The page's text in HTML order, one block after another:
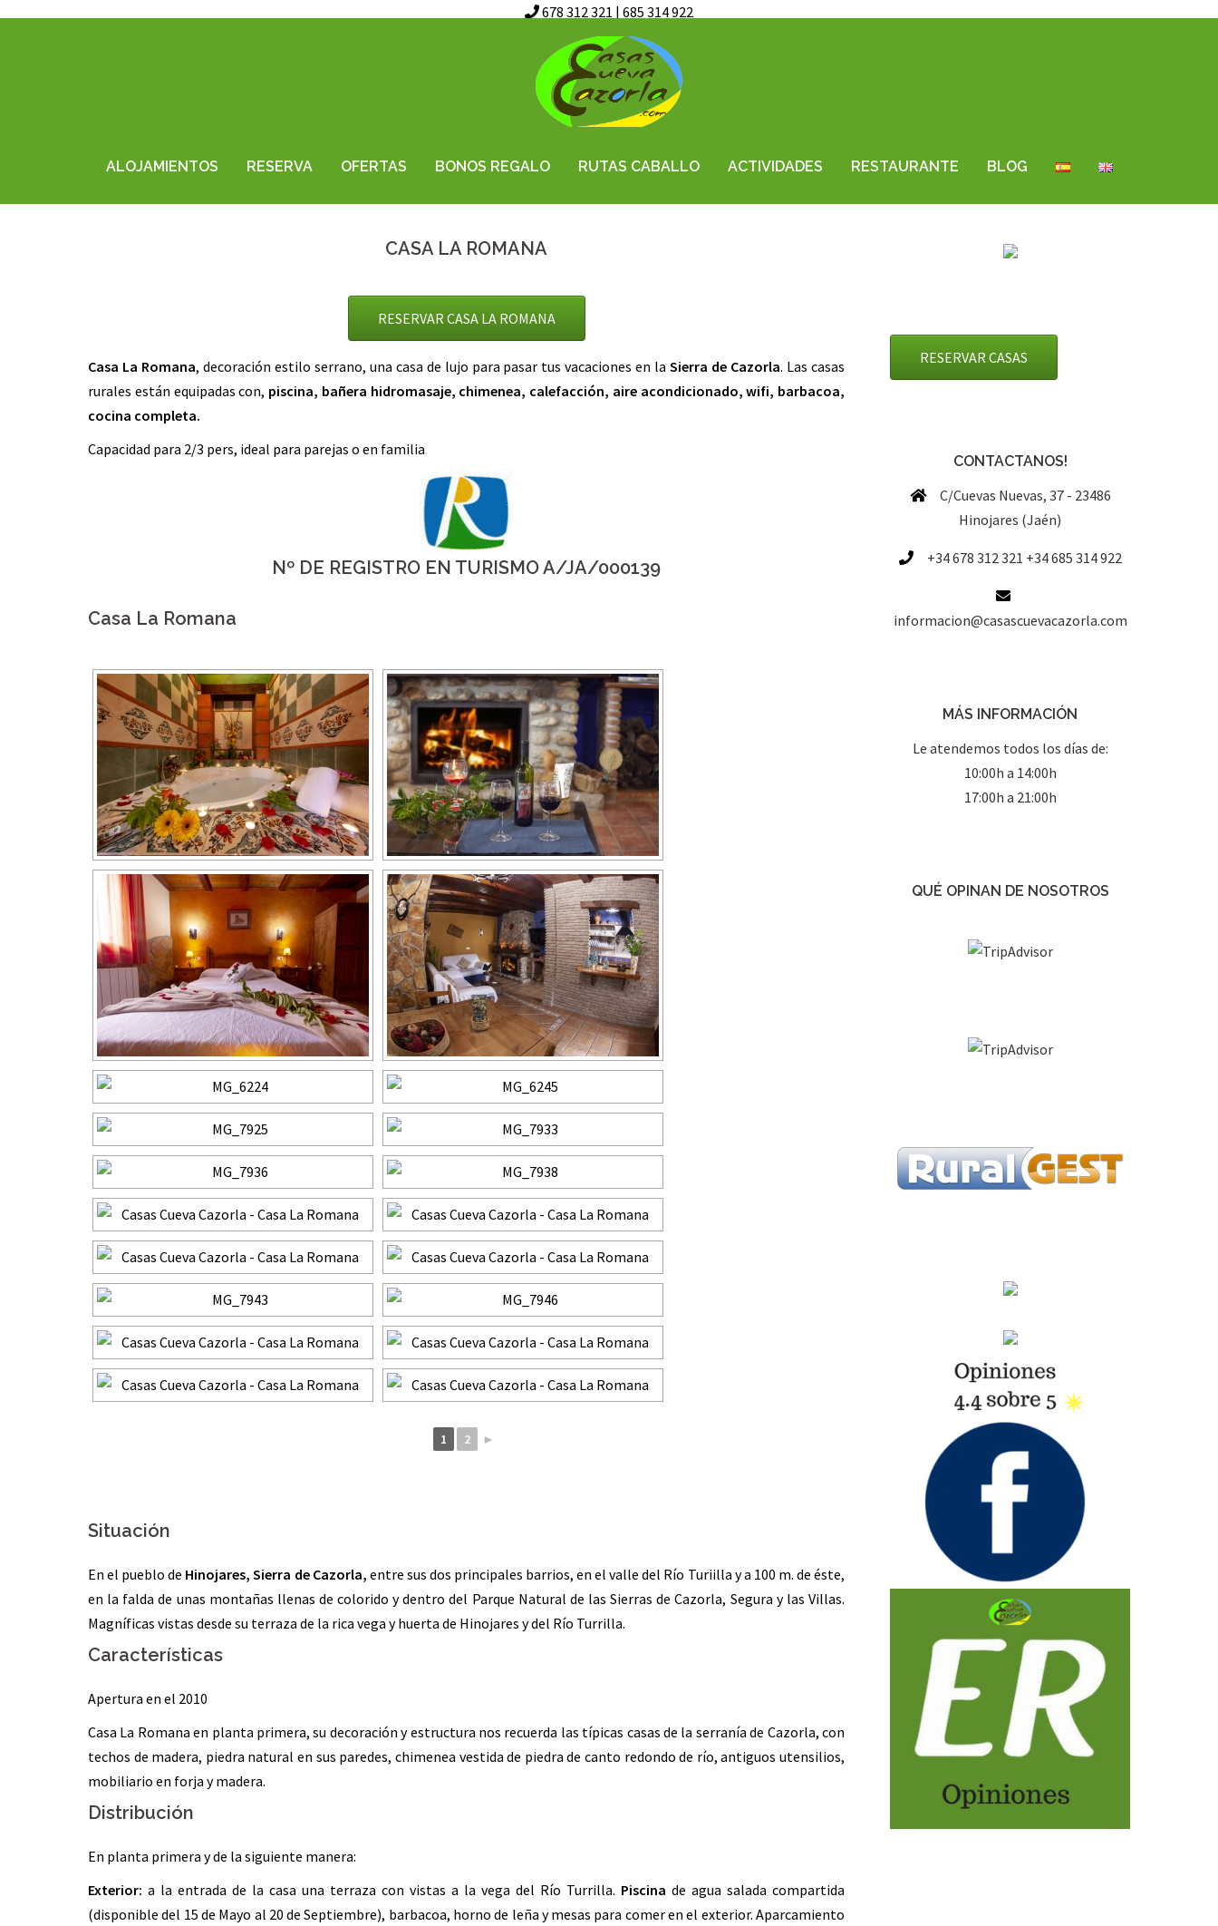
678 312 321 | 685 314 922
Saltar
al
contenido
ALOJAMIENTOS RESERVA OFERTAS BONOS REGALO RUTAS CABALLO ACTIVIDADES RESTAURANTE BLOG
CASA LA ROMANA
RESERVAR CASA LA ROMANA
Casa La Romana, decoración estilo serrano, una casa de lujo para pasar tus vacaciones en laSierra de Cazorla. Las casas
rurales están equipadas con, piscina, bañera hidromasaje, chimenea, calefacción, aire acondicionado, wifi, barbacoa,
cocina completa.
Capacidad para 2/3 pers, ideal para parejas o en familia
Nº DE REGISTRO EN TURISMO A/JA/000139
Casa La Romana
1 2 ►
Situación
En el pueblo de Hinojares, Sierra de Cazorla, entre sus dos principales barrios, en el valle del Río Turiilla y a 100 m. de éste,
en la falda de unas montañas llenas de colorido y dentro del Parque Natural de las Sierras de Cazorla, Segura y las Villas.
Magníficas vistas desde su terraza de la rica vega y huerta de Hinojares y del Río Turrilla.
Características
Apertura en el 2010
Casa La Romana en planta primera, su decoración y estructura nos recuerda las típicas casas de la serranía de Cazorla, con
techos de madera, piedra natural en sus paredes, chimenea vestida de piedra de canto redondo de río, antiguos utensilios,
mobiliario en forja y madera.
Distribución
En planta primera y de la siguiente manera:
Exterior: a la entrada de la casa una terraza con vistas a la vega del Río Turrilla. Piscina de agua salada compartida
(disponible del 15 de Mayo al 20 de Septiembre), barbacoa, horno de leña y mesas para comer en el exterior. Aparcamiento
RESERVAR CASAS
CONTACTANOS!
C/Cuevas Nuevas, 37 - 23486
Hinojares (Jaén)
+34 678 312 321 +34 685 314 922
informacion@casascuevacazorla.com
MÁS INFORMACIÓN
Le atendemos todos los días de:
10:00h a 14:00h
17:00h a 21:00h
QUÉ OPINAN DE NOSOTROS